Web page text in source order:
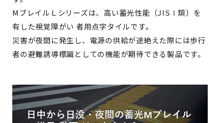
MブレイルＬシリーズは、高い蓄光性能（JISⅠ類）を
有した視覚障がい 者用点字タイルです。
災害が夜間に発生し、電源の供給が途絶えた際には歩行
者の避難誘導標識としての機能が期待できる製品です。